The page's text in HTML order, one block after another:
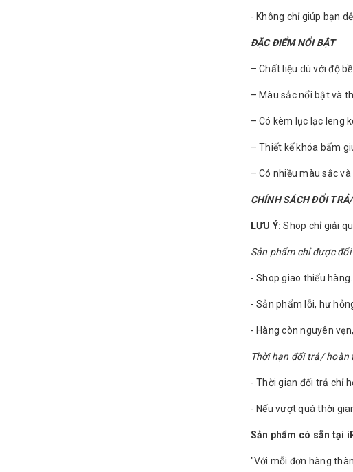
- Không chỉ giúp bạn
ĐẶC ĐIỂM NỔI BẬT
– Chất liệu dù với độ
– Màu sắc nổi bật và
– Có kèm lục lạc leng
– Thiết kế khóa bấm
– Có nhiều màu sắc
CHÍNH SÁCH ĐỔI
LƯU Ý: Shop chỉ giải
Sản phẩm chỉ được
- Shop giao thiếu hàng.
- Sản phẩm lỗi, hư
- Hàng còn nguyên
Thời hạn đổi trả/ hoàn
- Thời gian đổi trả chỉ
- Nếu vượt quá thời
Sản phẩm có sẵn tại
"Với mỗi đơn hàng